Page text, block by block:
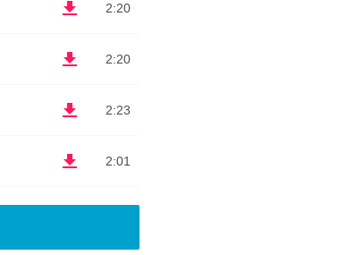
2:20
2:20
2:23
2:01